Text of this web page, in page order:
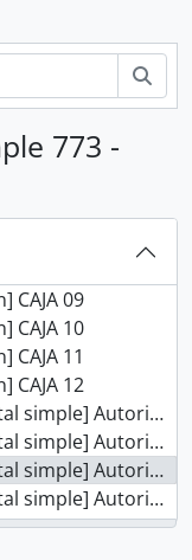
773 -
01
CAJA 02
03
04
05
CAJA 06
07
08
CAJA 09
CAJA 10
11
CAJA 12
Autorización de pago
Autorización de pago
Autorización de pago
Autorización de pago
Autorización de pago